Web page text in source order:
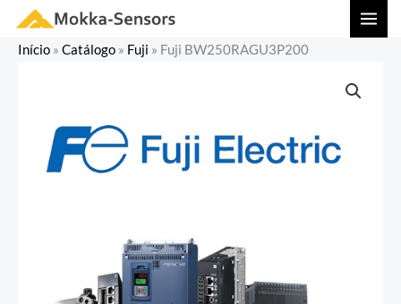
Início » Catálogo » Fuji » Fuji BW250RAGU3P200